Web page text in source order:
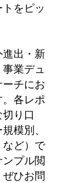
をピッ
出・新
業デュ
チにお
各レポ
り口
模別、
ど）で
プル閲
ひお問